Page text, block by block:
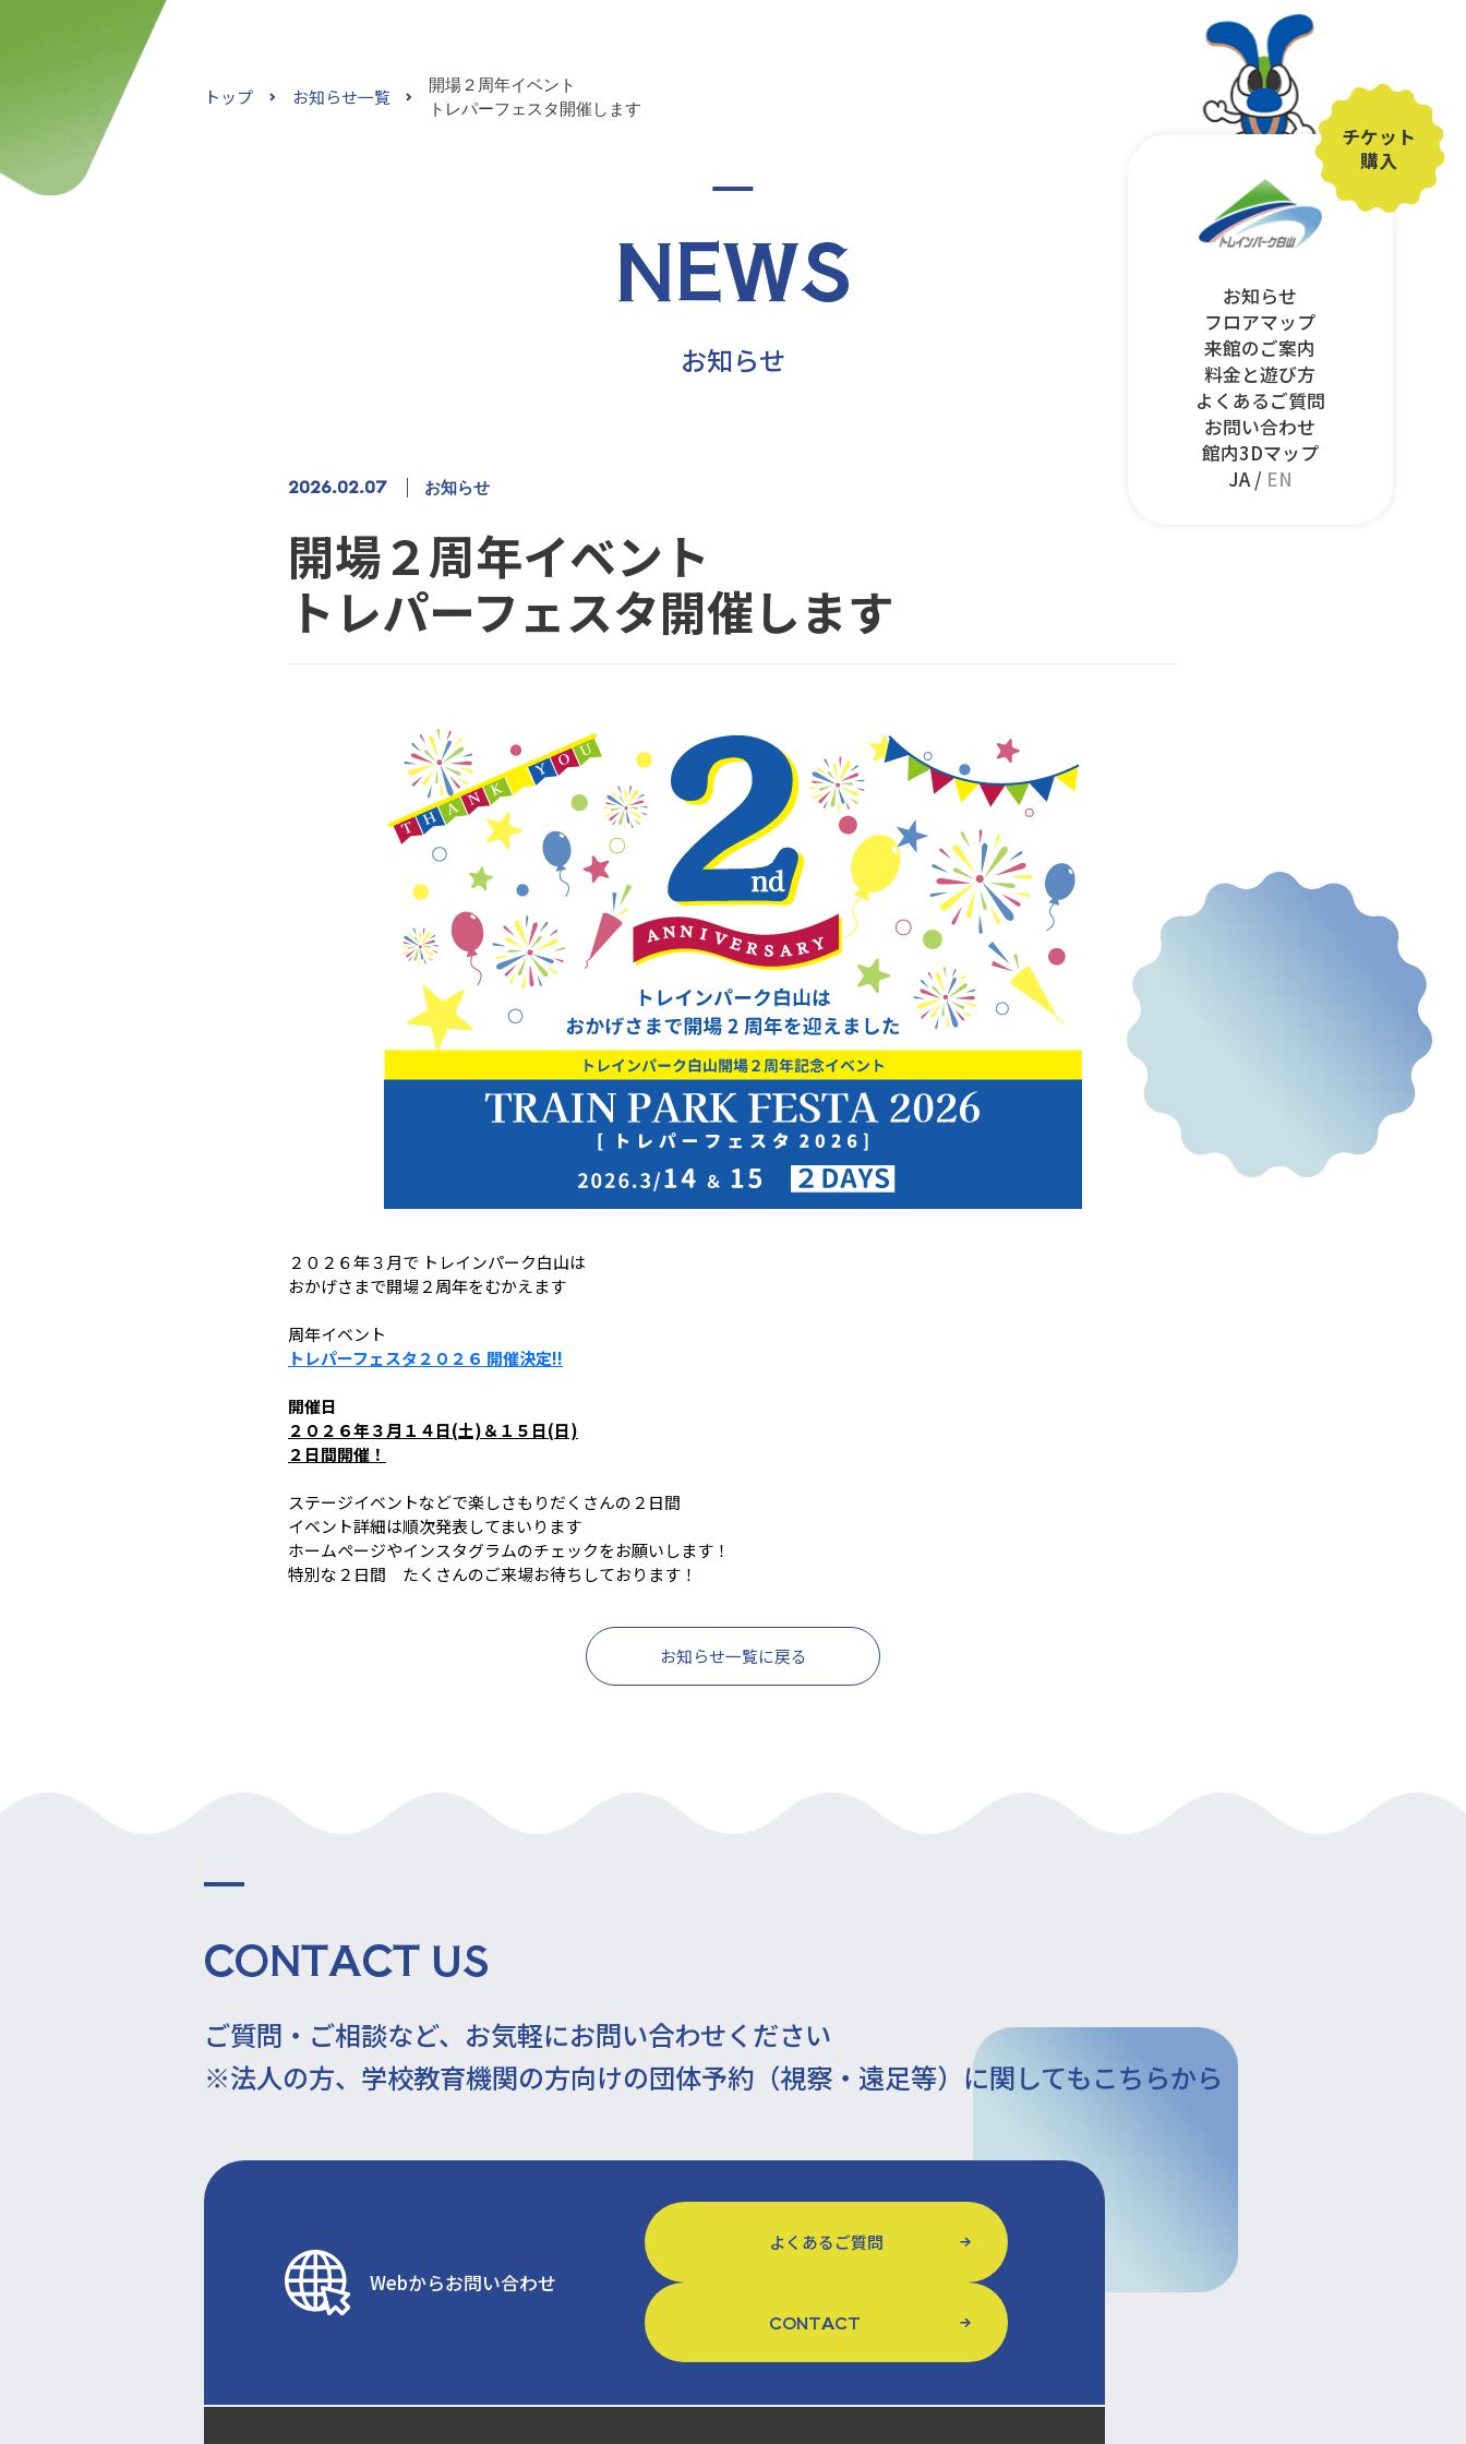
チケット
購入
お知らせ
フロアマップ
来館のご案内
料金と遊び方
よくあるご質問
お問い合わせ
館内3Dマップ
JA / EN
トップ お知らせ一覧
開場２周年イベント
トレパーフェスタ開催します
NEWS
お知らせ
2026.02.07 お知らせ
開場２周年イベント
トレパーフェスタ開催します
２０２６年３月で トレインパーク白山は
おかげさまで開場２周年をむかえます
周年イベント
トレパーフェスタ２０２６ 開催決定!!
開催日
２０２６年３月１４日(土)＆１５日(日)
２日間開催！
ステージイベントなどで楽しさもりだくさんの２日間
イベント詳細は順次発表してまいります
ホームページやインスタグラムのチェックをお願いします！
特別な２日間 たくさんのご来場お待ちしております！
お知らせ一覧に戻る
CONTACT US
ご質問・ご相談など、 お気軽にお問い合わせください
※法人の方、学校教育機関の方向けの団体予約（視察・遠足等）に関してもこちらから
Webからお問い合わせ
よくあるご質問
CONTACT